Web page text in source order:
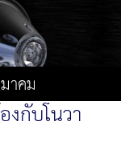
าคม
งกับโนวา